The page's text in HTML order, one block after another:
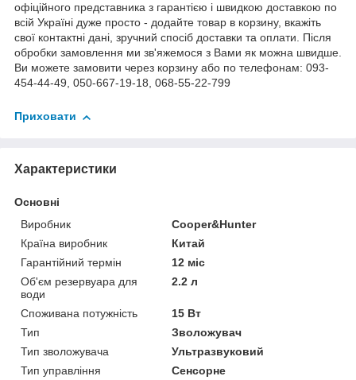
офіційного представника з гарантією і швидкою доставкою по
всій Україні дуже просто - додайте товар в корзину, вкажіть
свої контактні дані, зручний спосіб доставки та оплати. Після
обробки замовлення ми зв'яжемося з Вами як можна швидше.
Ви можете замовити через корзину або по телефонам: 093-
454-44-49, 050-667-19-18, 068-55-22-799
Приховати
Характеристики
Основні
Виробник
Cooper&Hunter
Країна виробник
Китай
Гарантійний термін
12 міс
Об'єм резервуара для
води
2.2 л
Споживана потужність
15 Вт
Тип
Зволожувач
Тип зволожувача
Ультразвуковий
Тип управління
Сенсорне